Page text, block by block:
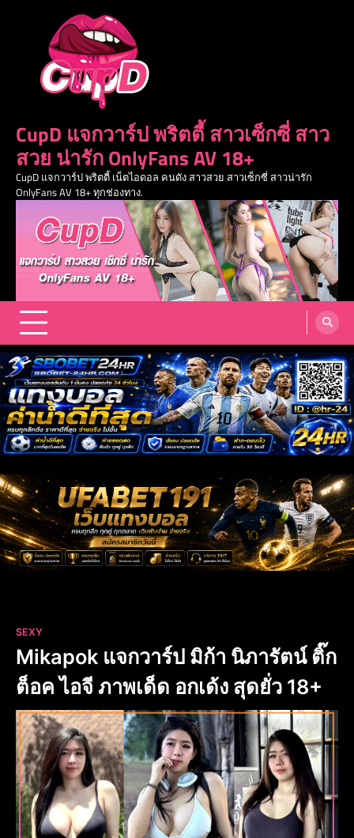
CupD แจกวาร์ป พริตตี้ สาวเซ็กซี่ สาว
สวย น่ารัก OnlyFans AV 18+
CupD แจกวาร์ป พริตตี้ เน็ตไอดอล คนดัง สาวสวย สาวเซ็กซี่ สาวน่ารัก
OnlyFans AV 18+ ทุกช่องทาง.
SEXY
Mikapok แจกวาร์ป มิก้า นิภารัตน์ ติ๊ก
ต็อค ไอจี ภาพเด็ด อกเด้ง สุดยั่ว 18+